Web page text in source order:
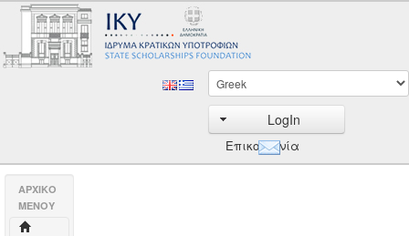
LogIn
Επικοινωνία
AΡΧΙΚΟ
ΜΕΝΟΥ